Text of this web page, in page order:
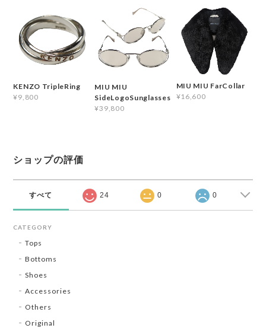
KENZO TripleRing
¥9,800
MIU MIU
SideLogoSunglasses
¥39,800
MIU MIU FarCollar
¥16,600
ショップの評価
すべて 24 0 0
CATEGORY
Tops
Bottoms
Shoes
Accessories
Others
Original